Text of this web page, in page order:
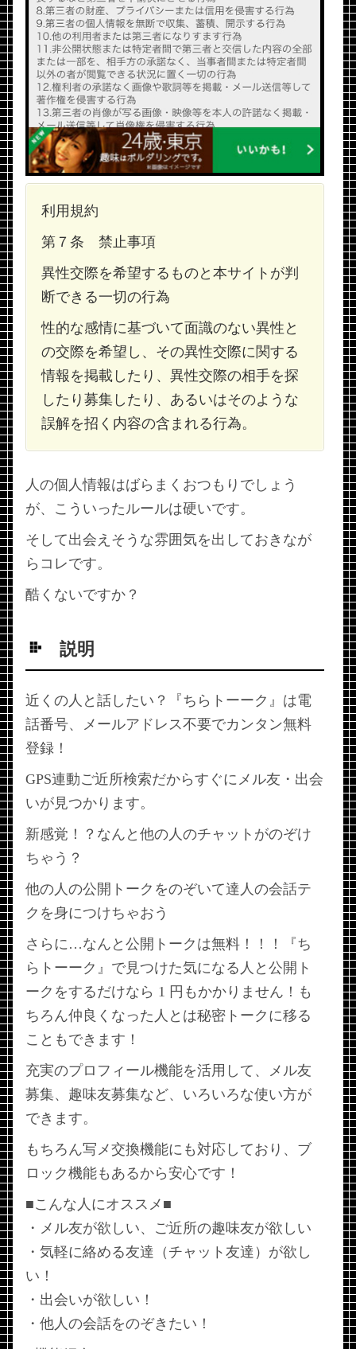
利用規約
第７条 禁止事項
異性交際を希望するものと本サイトが判
断できる一切の行為
性的な感情に基づいて面識のない異性と
の交際を希望し、その異性交際に関する
情報を掲載したり、異性交際の相手を探
したり募集したり、あるいはそのような
誤解を招く内容の含まれる行為。
人の個人情報はばらまくおつもりでしょう
が、こういったルールは硬いです。
そして出会えそうな雰囲気を出しておきなが
らコレです。
酷くないですか？
説明
近くの人と話したい？『ちらトーーク』は電
話番号、メールアドレス不要でカンタン無料
登録！
GPS連動ご近所検索だからすぐにメル友・出会
いが見つかります。
新感覚！？なんと他の人のチャットがのぞけ
ちゃう？
他の人の公開トークをのぞいて達人の会話テ
クを身につけちゃおう
さらに…なんと公開トークは無料！！！『ち
らトーーク』で見つけた気になる人と公開ト
ークをするだけなら 1 円もかかりません！も
ちろん仲良くなった人とは秘密トークに移る
こともできます！
充実のプロフィール機能を活用して、メル友
募集、趣味友募集など、いろいろな使い方が
できます。
もちろん写メ交換機能にも対応しており、ブ
ロック機能もあるから安心です！
■こんな人にオススメ■
・メル友が欲しい、ご近所の趣味友が欲しい
・気軽に絡める友達（チャット友達）が欲し
い！
・出会いが欲しい！
・他人の会話をのぞきたい！